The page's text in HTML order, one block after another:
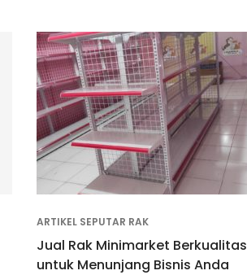
ARTIKEL SEPUTAR RAK
Jual Rak Minimarket Berkualitas
untuk Menunjang Bisnis Anda